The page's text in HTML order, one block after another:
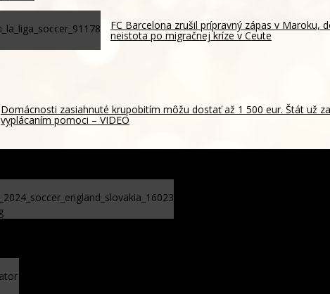
FC Barcelona zrušil prípravný zápas v Maroku,
neistota po migračnej kríze v Ceute
Domácnosti zasiahnuté krupobitím môžu dostať až 1 500 eur. Štát už
vyplácaním pomoci – VIDEO